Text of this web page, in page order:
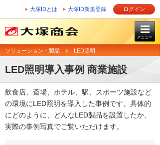
大塚IDとは 大塚ID新規登録 ログイン
メニュー
ソリューション・製品 LED照明
LED照明導入事例 商業施設
飲食店、斎場、ホテル、駅、スポーツ施設など
の環境にLED照明を導入した事例です。具体的
にどのように、どんなLED製品を設置したか、
実際の事例写真でご覧いただけます。